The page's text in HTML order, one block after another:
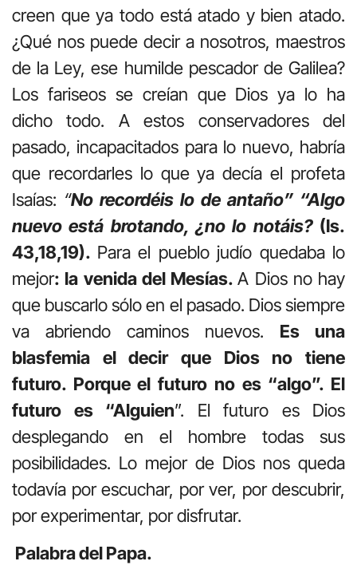
creen que ya todo está atado y bien atado.
¿Qué nos puede decir a nosotros, maestros
de la Ley, ese humilde pescador de Galilea?
Los fariseos se creían que Dios ya lo ha
dicho todo. A estos conservadores del
pasado, incapacitados para lo nuevo, habría
que recordarles lo que ya decía el profeta
Isaías: “No recordéis lo de antaño” “Algo
nuevo está brotando, ¿no lo notáis?(Is.
43,18,19). Para el pueblo judío quedaba lo
mejor: la venida del Mesías.A Dios no hay
que buscarlo sólo en el pasado. Dios siempre
va abriendo caminos nuevos. Es una
blasfemia el decir que Dios no tiene
futuro. Porque el futuro no es “algo”. El
futuro es “Alguien”. El futuro es Dios
desplegando en el hombre todas sus
posibilidades. Lo mejor de Dios nos queda
todavía por escuchar, por ver, por descubrir,
por experimentar, por disfrutar.
Palabra del Papa.